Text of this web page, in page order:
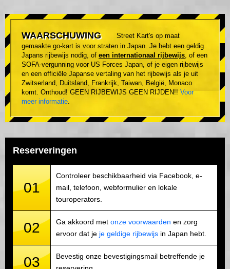
WAARSCHUWING
Street Kart's op maat
gemaakte go-kart is voor straten in Japan. Je hebt een geldig
Japans rijbewijs nodig, of een internationaal rijbewijs, of een
SOFA-vergunning voor US Forces Japan, of je eigen rijbewijs
en een officiële Japanse vertaling van het rijbewijs als je uit
Zwitserland, Duitsland, Frankrijk, Taiwan, België, Monaco
komt. Onthoud! GEEN RIJBEWIJS GEEN RIJDEN!! Voor
meer informatie.
Reserveringen
01
Controleer beschikbaarheid via Facebook, e-
mail, telefoon, webformulier en lokale
touroperators.
02 Ga akkoord met onze voorwaarden en zorg
ervoor dat je je geldige rijbewijs in Japan hebt.
03
Bevestig onze bevestigingsmail betreffende je